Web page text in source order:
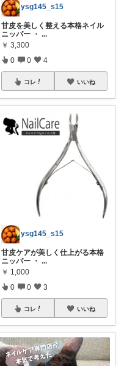
ysg145_s15
甘皮を美しく整える本格ネイル
ニッパー ・ ...
￥ 3,300
0 0 4
コレ いいね
ysg145_s15
甘皮ケアが美しく仕上がる本格
ニッパー ・ ...
￥ 1,000
0 0 3
コレ いいね